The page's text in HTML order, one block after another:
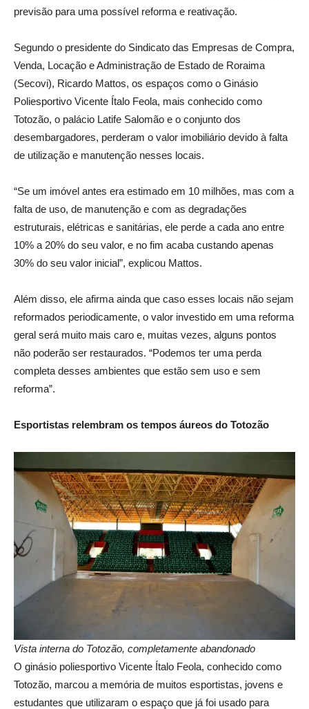
previsão para uma possível reforma e reativação.
Segundo o presidente do Sindicato das Empresas de Compra,
Venda, Locação e Administração de Estado de Roraima
(Secovi), Ricardo Mattos, os espaços como o Ginásio
Poliesportivo Vicente Ítalo Feola, mais conhecido como
Totozão, o palácio Latife Salomão e o conjunto dos
desembargadores, perderam o valor imobiliário devido à falta
de utilização e manutenção nesses locais.
“Se um imóvel antes era estimado em 10 milhões, mas com a
falta de uso, de manutenção e com as degradações
estruturais, elétricas e sanitárias, ele perde a cada ano entre
10% a 20% do seu valor, e no fim acaba custando apenas
30% do seu valor inicial”, explicou Mattos.
Além disso, ele afirma ainda que caso esses locais não sejam
reformados periodicamente, o valor investido em uma reforma
geral será muito mais caro e, muitas vezes, alguns pontos
não poderão ser restaurados. “Podemos ter uma perda
completa desses ambientes que estão sem uso e sem
reforma”.
Esportistas relembram os tempos áureos do Totozão
Vista interna do Totozão, completamente abandonado
O ginásio poliesportivo Vicente Ítalo Feola, conhecido como
Totozão, marcou a memória de muitos esportistas, jovens e
estudantes que utilizaram o espaço que já foi usado para